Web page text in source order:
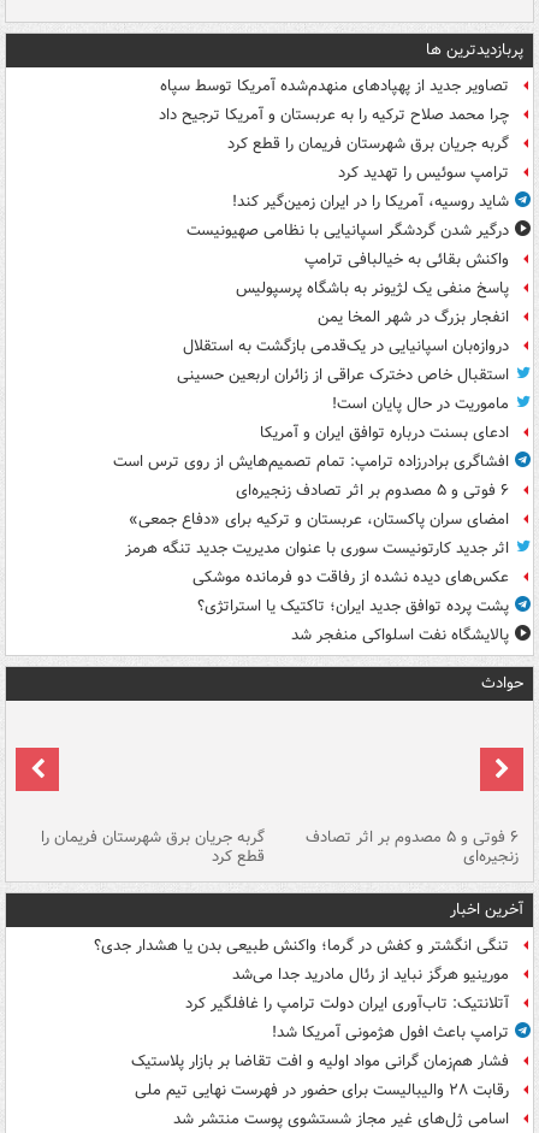
پربازدیدترین ها
تصاویر جدید از پهپادهای منهدم‌شده آمریکا توسط سپاه
چرا محمد صلاح ترکیه را به عربستان و آمریکا ترجیح داد
گربه جریان برق شهرستان فریمان را قطع کرد
ترامپ سوئیس را تهدید کرد
شاید روسیه، آمریکا را در ایران زمین‌گیر کند!
درگیر شدن گردشگر اسپانیایی با نظامی صهیونیست
واکنش بقائی به خیالبافی ترامپ
پاسخ منفی یک لژیونر به باشگاه پرسپولیس
انفجار بزرگ در شهر المخا یمن
دروازه‌بان اسپانیایی در یک‌قدمی بازگشت به استقلال
استقبال خاص دخترک عراقی از زائران اربعین حسینی
ماموریت در حال پایان است!
ادعای بسنت درباره توافق ایران و آمریکا
افشاگری برادرزاده ترامپ: تمام تصمیم‌هایش از روی ترس است
۶ فوتی و ۵ مصدوم بر اثر تصادف زنجیره‌ای
امضای سران پاکستان، عربستان و ترکیه برای «دفاع جمعی»
اثر جدید کارتونیست سوری با عنوان مدیریت جدید تنگه هرمز
عکس‌های دیده نشده از رفاقت دو فرمانده‌ موشکی
پشت پرده توافق جدید ایران؛ تاکتیک یا استراتژی؟
پالایشگاه نفت اسلواکی منفجر شد
حوادث
۶ فوتی و ۵ مصدوم بر اثر تصادف
زنجیره‌ای
گربه جریان برق شهرستان فریمان را
قطع کرد
آخرین اخبار
تنگی انگشتر و کفش در گرما؛ واکنش طبیعی بدن یا هشدار جدی؟
مورینیو هرگز نباید از رئال مادرید جدا می‌شد
آتلانتیک: تاب‌آوری ایران دولت ترامپ را غافلگیر کرد
ترامپ باعث افول هژمونی آمریکا شد!
فشار هم‌زمان گرانی مواد اولیه و افت تقاضا بر بازار پلاستیک
رقابت ۲۸ والیبالیست برای حضور در فهرست نهایی تیم ملی
اسامی ژل‌های غیر مجاز شستشوی پوست منتشر شد